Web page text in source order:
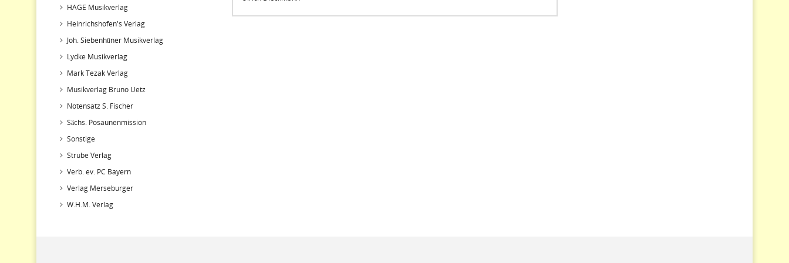
HAGE Musikverlag
Heinrichshofen's Verlag
Joh. Siebenhüner Musikverlag
Lydke Musikverlag
Mark Tezak Verlag
Musikverlag Bruno Uetz
Notensatz S. Fischer
Sächs. Posaunenmission
Sonstige
Strube Verlag
Verb. ev. PC Bayern
Verlag Merseburger
W.H.M. Verlag